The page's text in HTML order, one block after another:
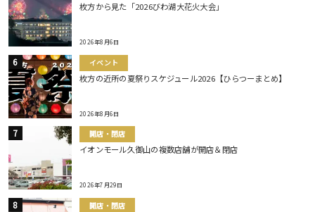
枚方から見た「2026びわ湖大花火大会」
2026年8月6日
イベント
枚方の近所の夏祭りスケジュール2026【ひらつーまとめ】
2026年8月6日
開店・閉店
イオンモール久御山の複数店舗が開店＆閉店
2026年7月29日
開店・閉店